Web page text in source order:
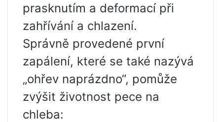
prasknutím a deformací při
zahřívání a chlazení.
Správně provedené první
zapálení, které se také nazývá
„ohřev naprázdno“, pomůže
zvýšit životnost pece na
chleba: